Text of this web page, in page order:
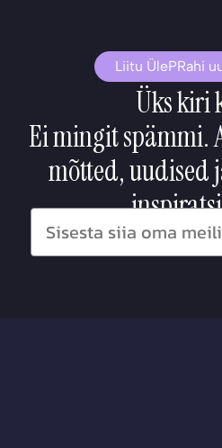
Liitu ÜlePRahi
Üks kiri
Ei mingit spämmi.
mõtted, uudised